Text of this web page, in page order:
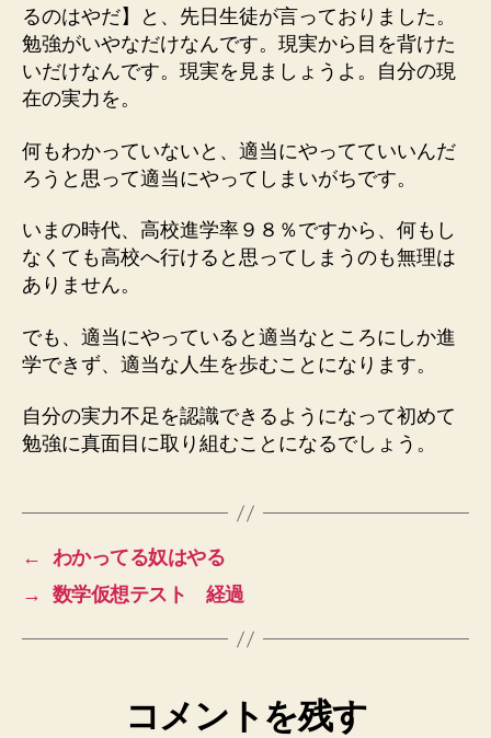
るのはやだ】と、先日生徒が言っておりました。
勉強がいやなだけなんです。現実から目を背けた
いだけなんです。現実を見ましょうよ。自分の現
在の実力を。
何もわかっていないと、適当にやってていいんだ
ろうと思って適当にやってしまいがちです。
いまの時代、高校進学率９８％ですから、何もし
なくても高校へ行けると思ってしまうのも無理は
ありません。
でも、適当にやっていると適当なところにしか進
学できず、適当な人生を歩むことになります。
自分の実力不足を認識できるようになって初めて
勉強に真面目に取り組むことになるでしょう。
←
わかってる奴はやる
→
数学仮想テスト 経過
コメントを残す